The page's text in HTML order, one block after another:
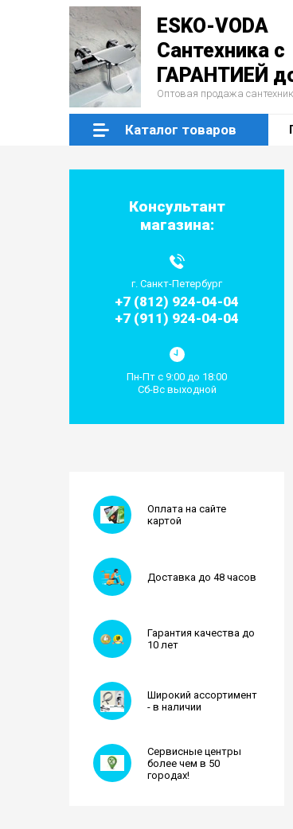
ESKO-VODA
Сантехника с
ГАРАНТИЕЙ
Оптовая продажа
Каталог товаров
Консультант
магазина:
г. Санкт-Петербург
+7 (812) 924-04-04
+7 (911) 924-04-04
Пн-Пт с 9:00 до 18:00
Сб-Вс выходной
Оплата на сайте
картой
Доставка до 48 часов
Гарантия качества до
10 лет
Широкий ассортимент
- в наличии
Сервисные центры
более чем в 50
городах!